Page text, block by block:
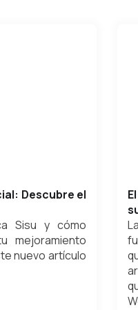
Descubre el
Sisu y cómo
mejoramiento
nuevo artículo